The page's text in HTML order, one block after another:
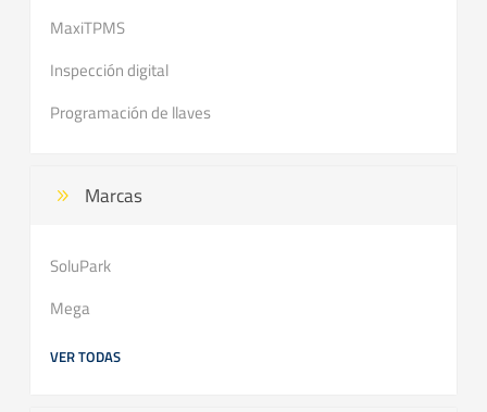
MaxiTPMS
Inspección digital
Programación de llaves
Marcas
SoluPark
Mega
VER TODAS